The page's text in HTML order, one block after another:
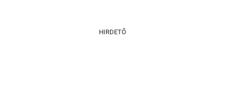
HIRDETŐ